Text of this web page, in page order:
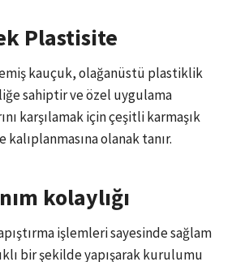
Plastisite
kauçuk, olağanüstü plastiklik
sahiptir ve özel uygulama
karşılamak için çeşitli karmaşık
olanak tanır.
kolaylığı
işlemleri sayesinde sağlam
bir şekilde yapışarak kurulumu